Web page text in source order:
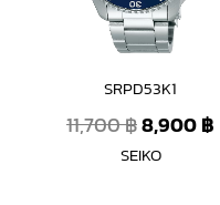
SRPD53K1
11,700฿8,900฿
SEIKO